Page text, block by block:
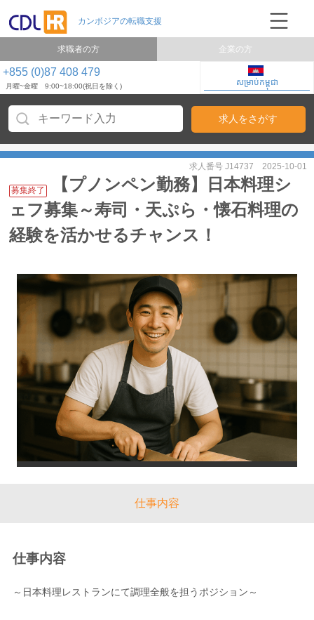
+855 (0)87 408 479
月曜~金曜 9:00~18:00(祝日を除く) សម្រាប់កម្ពុជា
求職者の方 企業の方
募集終了
【プノンペン勤務】日本料理シ
ェフ募集～寿司・天ぷら・懐石料理の
経験を活かせるチャンス！
求人番号 J14737 2025-10-01
仕事内容
仕事内容
～日本料理レストランにて調理全般を担うポジション～